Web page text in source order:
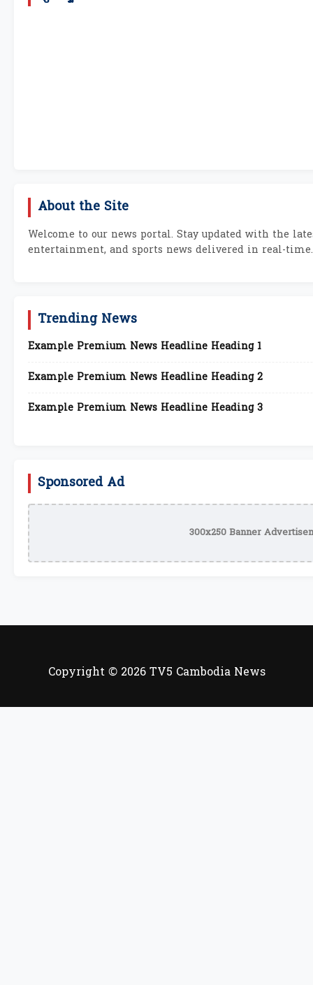
About the Site
Welcome to our news portal. Stay updated with the
entertainment, and sports news delivered in real-time.
Trending News
Example Premium News Headline Heading 1
Example Premium News Headline Heading 2
Example Premium News Headline Heading 3
Sponsored Ad
300x250 Banner
Copyright © 2026 TV5 Cambodia News